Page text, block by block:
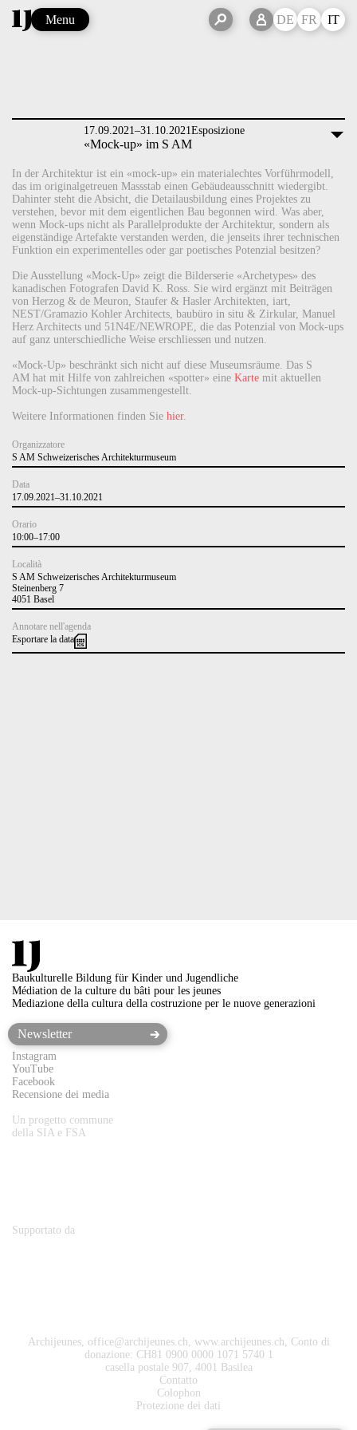
Menu DE FR IT
17.09.2021–31.10.2021Esposizione
«Mock-up» im S AM
In der Architektur ist ein «mock-up» ein materialechtes Vorführmodell,
das im originalgetreuen Massstab einen Gebäudeausschnitt wiedergibt.
Dahinter steht die Absicht, die Detailausbildung eines Projektes zu
verstehen, bevor mit dem eigentlichen Bau begonnen wird. Was aber,
wenn Mock-ups nicht als Parallelprodukte der Architektur, sondern als
eigenständige Artefakte verstanden werden, die jenseits ihrer technischen
Funktion ein experimentelles oder gar poetisches Potenzial besitzen?
Die Ausstellung «Mock-Up» zeigt die Bilderserie «Archetypes» des
kanadischen Fotografen David K. Ross. Sie wird ergänzt mit Beiträgen
von Herzog & de Meuron, Staufer & Hasler Architekten, iart,
NEST/Gramazio Kohler Architects, baubüro in situ & Zirkular, Manuel
Herz Architects und 51N4E/NEWROPE, die das Potenzial von Mock-ups
auf ganz unterschiedliche Weise erschliessen und nutzen.
«Mock-Up» beschränkt sich nicht auf diese Museumsräume. Das S
AM hat mit Hilfe von zahlreichen «spotter» eine Karte mit aktuellen
Mock-up-Sichtungen zusammengestellt.
Weitere Informationen finden Sie hier.
Organizzatore
S AM Schweizerisches Architekturmuseum
Data
17.09.2021–31.10.2021
Orario
10:00–17:00
Località
S AM Schweizerisches Architekturmuseum
Steinenberg 7
4051 Basel
Annotare nell'agenda
Esportare la data
Baukulturelle Bildung für Kinder und Jugendliche
Médiation de la culture du bâti pour les jeunes
Mediazione della cultura della costruzione per le nuove generazioni
Instagram
YouTube
Facebook
Recensione dei media
Un progetto commune
della SIA e FSA
Supportato da
Archijeunes, office@archijeunes.ch, www.archijeunes.ch, Conto di
donazione: CH81 0900 0000 1071 5740 1
casella postale 907, 4001 Basilea
Contatto
Colophon
Protezione dei dati